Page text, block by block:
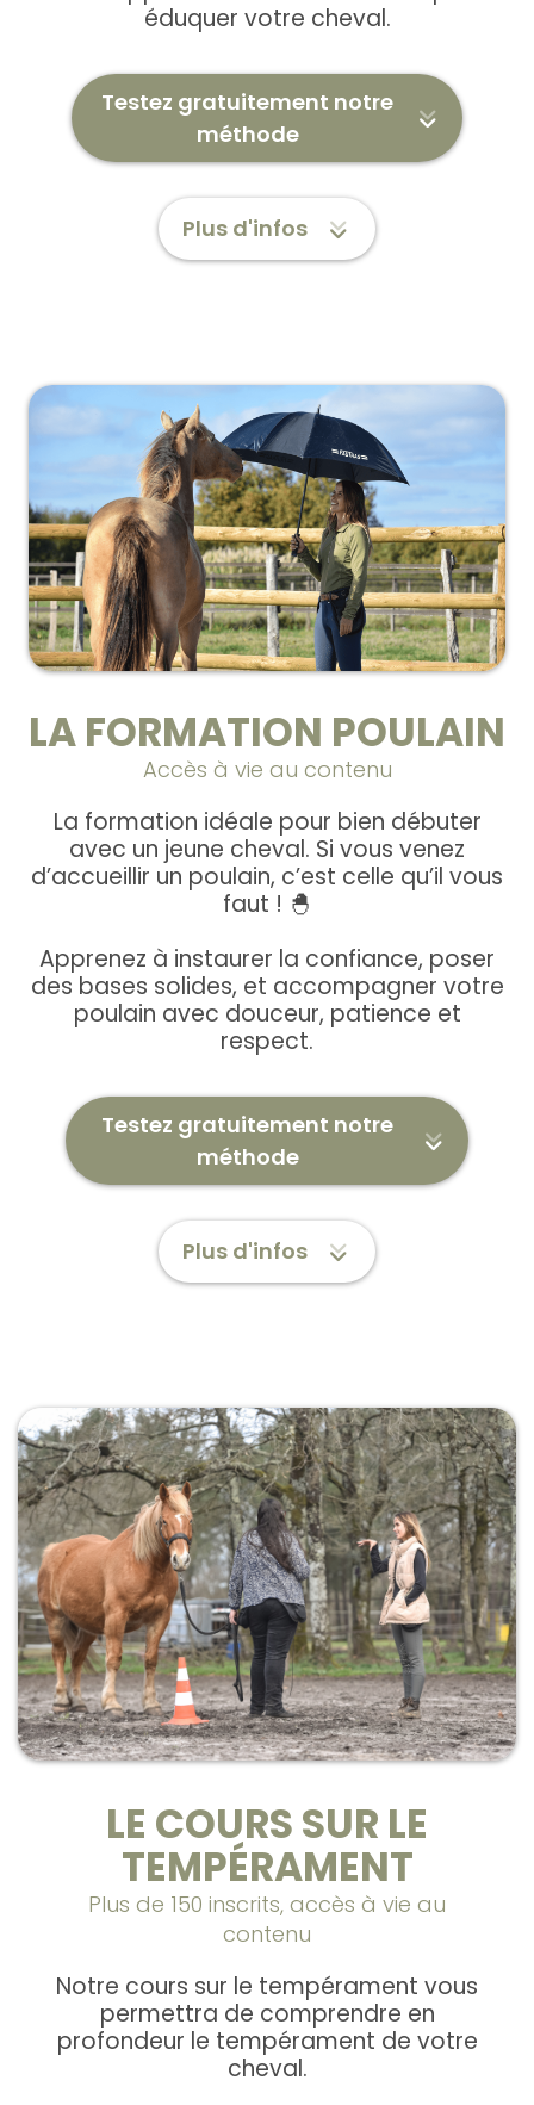
éduquer votre cheval.
Testez gratuitement notre
méthode
Plus d'infos
LA FORMATION POULAIN
Accès à vie au contenu
La formation idéale pour bien débuter
avec un jeune cheval. Si vous venez
d’accueillir un poulain, c’est celle qu’il vous
faut ! 🐣
Apprenez à instaurer la confiance, poser
des bases solides, et accompagner votre
poulain avec douceur, patience et
respect.
Testez gratuitement notre
méthode
Plus d'infos
LE COURS SUR LE
TEMPÉRAMENT
Plus de 150 inscrits, accès à vie au
contenu
Notre cours sur le tempérament vous
permettra de comprendre en
profondeur le tempérament de votre
cheval.